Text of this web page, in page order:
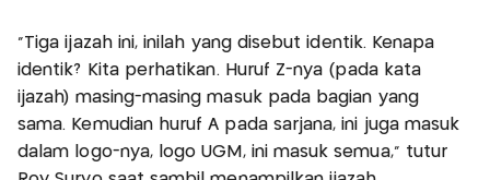
"Tiga ijazah ini, inilah yang disebut identik. Kenapa
identik? Kita perhatikan. Huruf Z-nya (pada kata
ijazah) masing-masing masuk pada bagian yang
sama. Kemudian huruf A pada sarjana, ini juga masuk
dalam logo-nya, logo UGM, ini masuk semua," tutur